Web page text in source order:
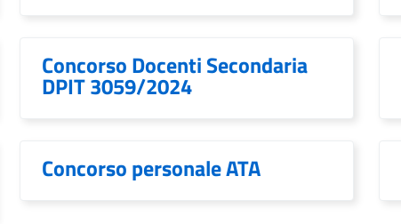
Concorso Docenti Secondaria
DPIT 3059/2024
Concorso personale ATA